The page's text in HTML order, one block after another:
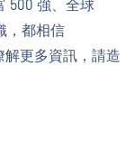
500 強、全球
，都相信
解更多資訊，請造